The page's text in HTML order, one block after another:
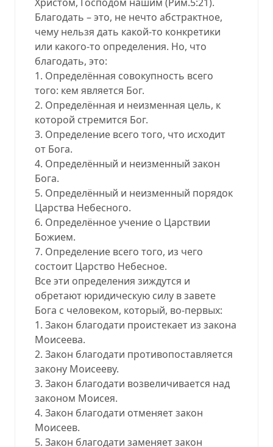
Благодать – это, не нечто абстрактное,
чему нельзя дать какой-то конкретики
или какого-то определения. Но, что
благодать, это:
1. Определённая совокупность всего
того: кем является Бог.
2. Определённая и неизменная цель, к
которой стремится Бог.
3. Определение всего того, что исходит
от Бога.
4. Определённый и неизменный закон
Бога.
5. Определённый и неизменный порядок
Царства Небесного.
6. Определённое учение о Царствии
Божием.
7. Определение всего того, из чего
состоит Царство Небесное.
Все эти определения зиждутся и
обретают юридическую силу в завете
Бога с человеком, который, во-первых:
1. Закон благодати проистекает из закона
Моисеева.
2. Закон благодати противопоставляется
закону Моисееву.
3. Закон благодати возвеличивается над
законом Моисея.
4. Закон благодати отменяет закон
Моисеев.
5. Закон благодати заменяет закон